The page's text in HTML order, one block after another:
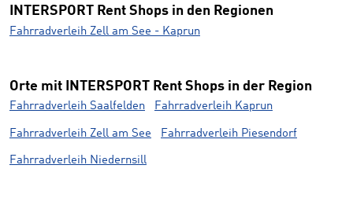
INTERSPORT Rent Shops in den Regionen
Fahrradverleih Zell am See - Kaprun
Orte mit INTERSPORT Rent Shops in der Region
Fahrradverleih Saalfelden Fahrradverleih Kaprun
Fahrradverleih Zell am See Fahrradverleih Piesendorf
Fahrradverleih Niedernsill